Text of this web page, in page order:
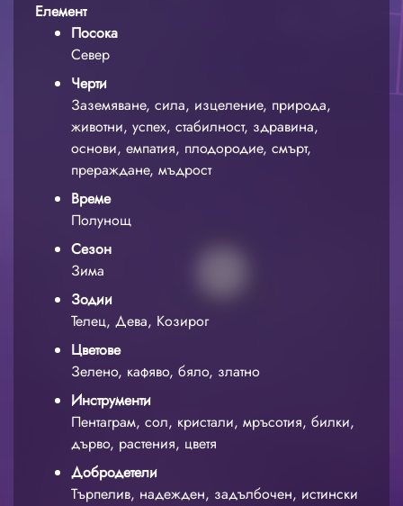
Елемент
Посока
Север
Черти
Заземяване, сила, изцеление, природа,
животни, успех, стабилност, здравина,
основи, емпатия, плодородие, смърт,
прераждане, мъдрост
Време
Полунощ
Сезон
Зима
Зодии
Телец, Дева, Козирог
Цветове
Зелено, кафяво, бяло, златно
Инструменти
Пентаграм, сол, кристали, мръсотия, билки,
дърво, растения, цветя
Добродетели
Търпелив, надежден, задълбочен, истински